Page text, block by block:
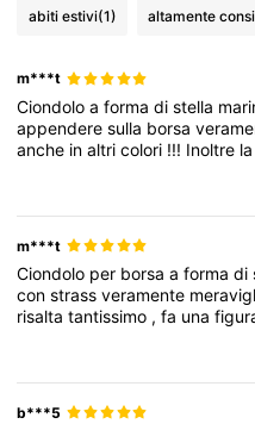
abiti estivi(1) altamente
m***t
Ciondoloaformadistella
appenderesulla borsa
anche inaltricolori !!! Inoltre
tuttevoi!!!Supersoddisfatta
!!!!
m***t
Ciondolo per borsaaformadi
constrassveramente
risaltatantissimo ,fa una
voi!!!Supersoddisfattadi
b***5